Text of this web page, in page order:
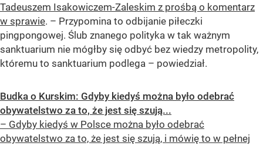
Tadeuszem Isakowiczem-Zaleskim z prośbą o komentarz
w sprawie. – Przypomina to odbijanie piłeczki
pingpongowej. Ślub znanego polityka w tak ważnym
sanktuarium nie mógłby się odbyć bez wiedzy metropolity,
któremu to sanktuarium podlega – powiedział.
Budka o Kurskim: Gdyby kiedyś można było odebrać
obywatelstwo za to, że jest się szują...
– Gdyby kiedyś w Polsce można było odebrać
obywatelstwo za to, że jest się szują, i mówię to w pełnej